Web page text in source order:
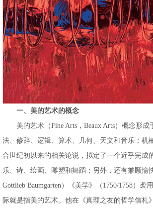
一、美的艺术的概念
美的艺术（Fine Arts，Beaux Arts）概念形成
法、修辞、逻辑、算术、几何、天文和音乐；机
合世纪初以来的相关论说，拟定了一个近乎完
乐、诗、绘画、雕塑和舞蹈；另外，还有兼顾
Gottlieb Baumgarten）《美学》（1750/1758）
际就是指美的艺术。他在《真理之友的哲学信